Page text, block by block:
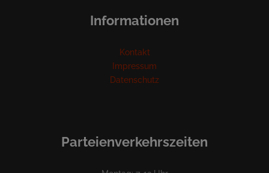
Informationen
Kontakt
Impressum
Datenschutz
Parteienverkehrszeiten